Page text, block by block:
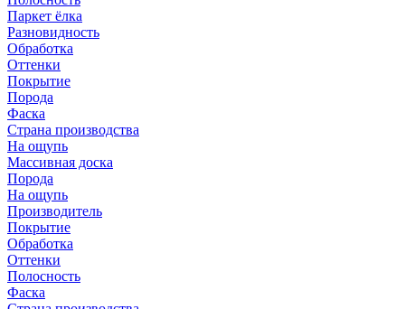
Паркет ёлка
Разновидность
Обработка
Оттенки
Покрытие
Порода
Фаска
Страна производства
На ощупь
Массивная доска
Порода
На ощупь
Производитель
Покрытие
Обработка
Оттенки
Полосность
Фаска